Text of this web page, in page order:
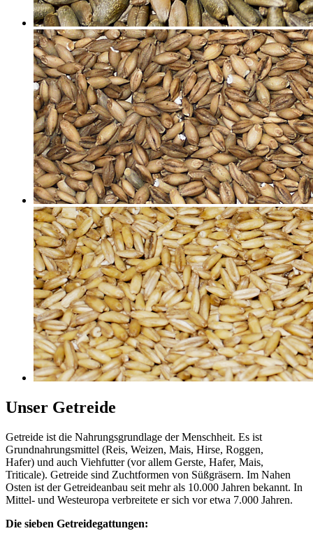
Unser Getreide
Getreide ist die Nahrungsgrundlage der Menschheit. Es ist
Grundnahrungsmittel (Reis, Weizen, Mais, Hirse, Roggen,
Hafer) und auch Viehfutter (vor allem Gerste, Hafer, Mais,
Triticale). Getreide sind Zuchtformen von Süßgräsern. Im Nahen
Osten ist der Getreideanbau seit mehr als 10.000 Jahren bekannt. In
Mittel- und Westeuropa verbreitete er sich vor etwa 7.000 Jahren.
Die sieben Getreidegattungen: